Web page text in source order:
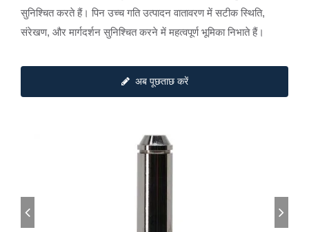
सुनिश्चित करते हैं। पिन उच्च गति उत्पादन वातावरण में सटीक स्थिति,
संरेखण, और मार्गदर्शन सुनिश्चित करने में महत्वपूर्ण भूमिका निभाते हैं।
अब पूछताछ करें